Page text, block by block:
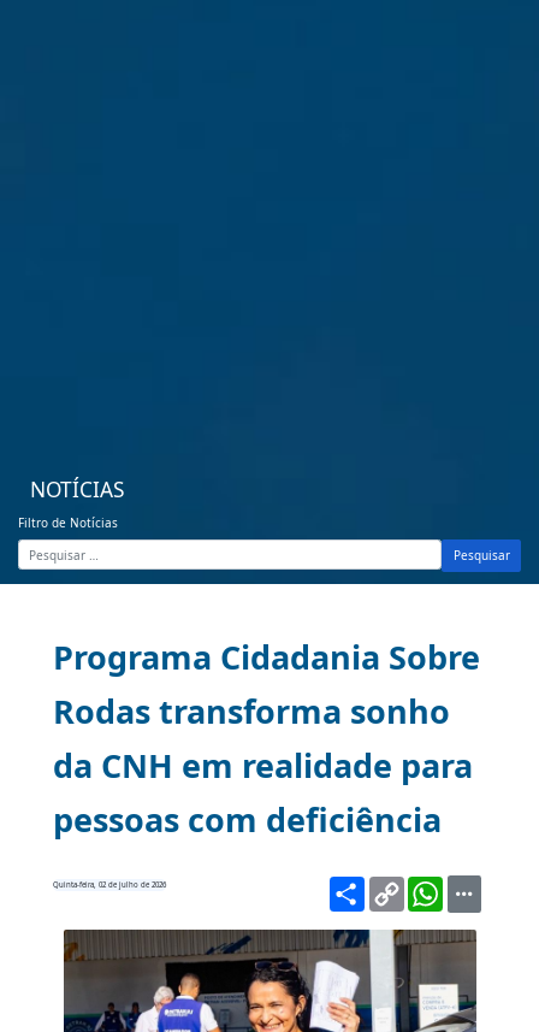
NOTÍCIAS
Filtro de Notícias
Pesquisar
Programa Cidadania Sobre
Rodas transforma sonho
da CNH em realidade para
pessoas com deficiência